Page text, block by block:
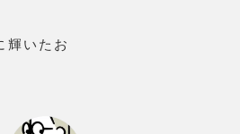
輝いたお